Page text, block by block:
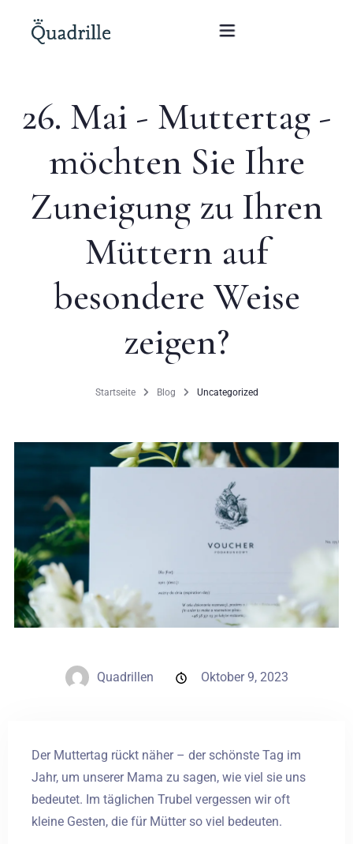
Startseite
Hotel für Erwachsene
Weißes Kaninchen Restaurant
Konferenzen
Hochzeiten
PL
26. Mai - Muttertag -
möchten Sie Ihre
Zuneigung zu Ihren
Müttern auf
besondere Weise
zeigen?
Startseite Blog Uncategorized
Quadrillen Oktober 9, 2023
Der Muttertag rückt näher – der schönste Tag im
Jahr, um unserer Mama zu sagen, wie viel sie uns
bedeutet. Im täglichen Trubel vergessen wir oft
kleine Gesten, die für Mütter so viel bedeuten.